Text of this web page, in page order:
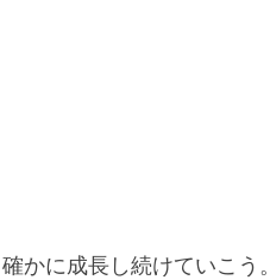
かに成長し続けていこう。